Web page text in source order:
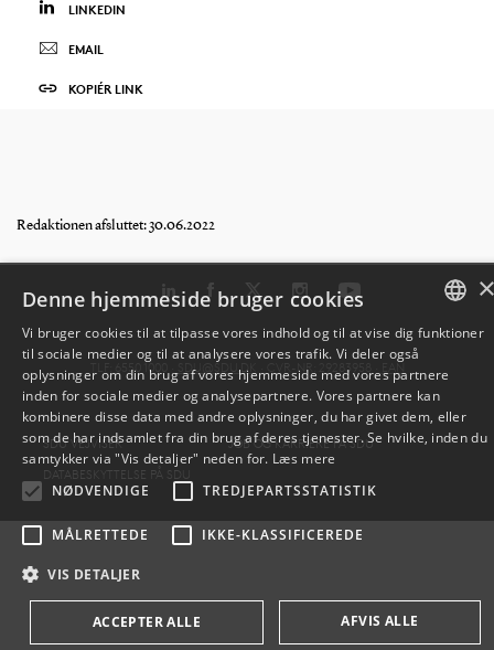
LINKEDIN
EMAIL
KOPIÉR LINK
Redaktionen afsluttet: 30.06.2022
TLF: 6550 1000 · SDU@SDU.DK · CVR-NR: 29283958 · EAN
SDU VEJVISER
JOB OG KARRIERE PÅ SDU
DATABESKYTTELSE PÅ SDU
ENGLISH
Denne hjemmeside bruger cookies
Vi bruger cookies til at tilpasse vores indhold og til at vise dig funktioner
til sociale medier og til at analysere vores trafik. Vi deler også
oplysninger om din brug af vores hjemmeside med vores partnere
inden for sociale medier og analysepartnere. Vores partnere kan
kombinere disse data med andre oplysninger, du har givet dem, eller
som de har indsamlet fra din brug af deres tjenester. Se hvilke, inden du
samtykker via "Vis detaljer" neden for. Læs mere
NØDVENDIGE
TREDJEPARTSSTATISTIK
MÅLRETTEDE IKKE-KLASSIFICEREDE
VIS DETALJER
ACCEPTER ALLE AFVIS ALLE